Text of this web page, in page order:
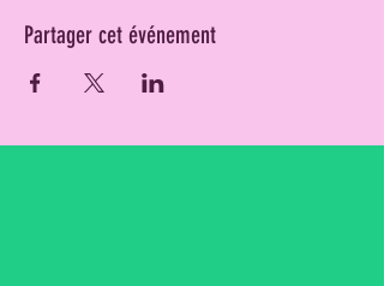
Partager cet événement